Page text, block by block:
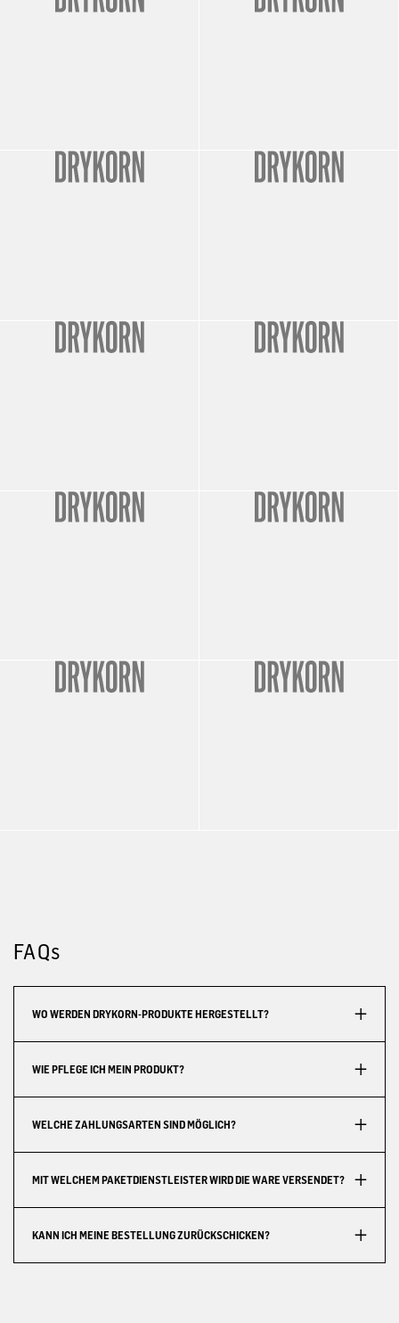
FAQs
WO WERDEN DRYKORN-PRODUKTE HERGESTELLT?
WIE PFLEGE ICH MEIN PRODUKT?
WELCHE ZAHLUNGSARTEN SIND MÖGLICH?
MIT WELCHEM PAKETDIENSTLEISTER WIRD DIE WARE VERSENDET?
KANN ICH MEINE BESTELLUNG ZURÜCKSCHICKEN?